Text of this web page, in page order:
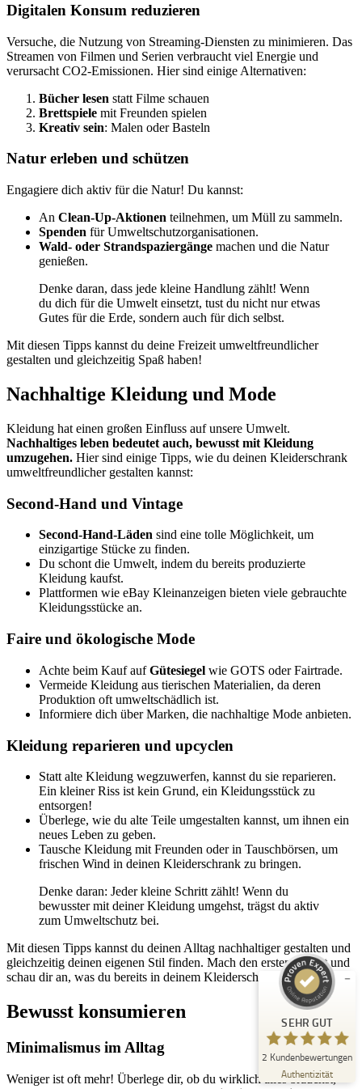
Digitalen Konsum reduzieren
Versuche, die Nutzung von Streaming-Diensten zu minimieren. Das
Streamen von Filmen und Serien verbraucht viel Energie und
verursacht CO2-Emissionen. Hier sind einige Alternativen:
Bücher lesen statt Filme schauen
Brettspiele mit Freunden spielen
Kreativ sein: Malen oder Basteln
Natur erleben und schützen
Engagiere dich aktiv für die Natur! Du kannst:
An Clean-Up-Aktionen teilnehmen, um Müll zu sammeln.
Spenden für Umweltschutzorganisationen.
Wald- oder Strandspaziergänge machen und die Natur
genießen.
Denke daran, dass jede kleine Handlung zählt! Wenn
du dich für die Umwelt einsetzt, tust du nicht nur etwas
Gutes für die Erde, sondern auch für dich selbst.
Mit diesen Tipps kannst du deine Freizeit umweltfreundlicher
gestalten und gleichzeitig Spaß haben!
Nachhaltige Kleidung und Mode
Kleidung hat einen großen Einfluss auf unsere Umwelt.
Nachhaltiges leben bedeutet auch, bewusst mit Kleidung
umzugehen. Hier sind einige Tipps, wie du deinen Kleiderschrank
umweltfreundlicher gestalten kannst:
Second-Hand und Vintage
Second-Hand-Läden sind eine tolle Möglichkeit, um
einzigartige Stücke zu finden.
Du schont die Umwelt, indem du bereits produzierte
Kleidung kaufst.
Plattformen wie eBay Kleinanzeigen bieten viele gebrauchte
Kleidungsstücke an.
Faire und ökologische Mode
Achte beim Kauf aufGütesiegel wie GOTS oder Fairtrade.
Vermeide Kleidung aus tierischen Materialien, da deren
Produktion oft umweltschädlich ist.
Informiere dich über Marken, die nachhaltige Mode anbieten.
Kleidung reparieren und upcyclen
Statt alte Kleidung wegzuwerfen, kannst du sie reparieren.
Ein kleiner Riss ist kein Grund, ein Kleidungsstück zu
entsorgen!
Überlege, wie du alte Teile umgestalten kannst, um ihnen ein
neues Leben zu geben.
Tausche Kleidung mit Freunden oder in Tauschbörsen, um
frischen Wind in deinen Kleiderschrank zu bringen.
Denke daran: Jeder kleine Schritt zählt! Wenn du
bewusster mit deiner Kleidung umgehst, trägst du aktiv
zum Umweltschutz bei.
Mit diesen Tipps kannst du deinen Alltag nachhaltiger gestalten und
gleichzeitig deinen eigenen Stil finden. Mach den ersten Schritt und
schau dir an, was du bereits in deinem Kleiderschrank hast!
Bewusst konsumieren
Minimalismus im Alltag
Weniger ist oft mehr! Überlege dir, ob du wirklich alles brauchst,
SEHR GUT
2 Kundenbewertungen
Authentizität
Kundenbewertungen und Erfahrungen zu
ProvenExpert.com
SEHR GUT
5,00
/
5,00
Bewertungen auf ProvenExpert.com
Erfahren Sie mehr über dieses Bewertungssiegel
10.10.2024
Profil ansehen